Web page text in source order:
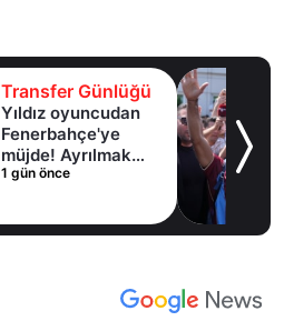
Transfer Günlüğü
Yıldız oyuncudan
Fenerbahçe'ye
müjde! Ayrılmak
istiyor
1 gün önce